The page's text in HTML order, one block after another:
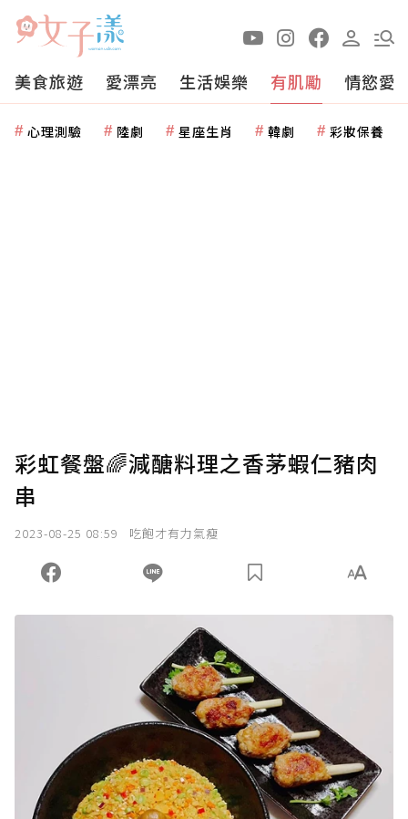
美食旅遊 愛漂亮 生活娛樂 有肌勵 情慾愛
心理測驗 陸劇 星座生肖 韓劇 彩妝保養
彩虹餐盤🌈減醣料理之香茅蝦仁豬肉
串
2023-08-25 08:59 吃飽才有力氣瘦